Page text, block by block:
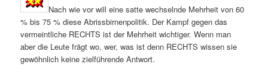
Nach wie vor will eine satte wechselnde Mehrheit von 60
% bis 75 % diese Abrissbirnenpolitik. Der Kampf gegen das
vermeintliche RECHTS ist der Mehrheit wichtiger. Wenn man
aber die Leute frägt wo, wer, was ist denn RECHTS wissen sie
gewöhnlich keine zielführende Antwort.